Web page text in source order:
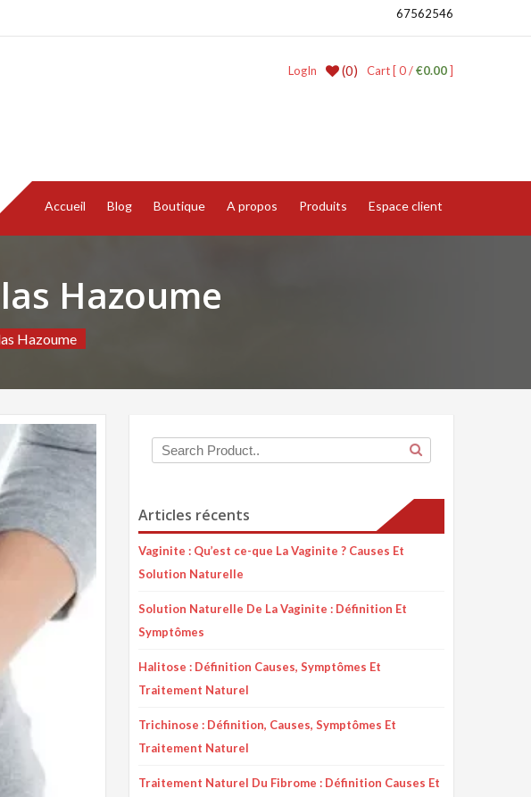
67562546
Cart [ 0 /€0.00]
(0)
LogIn
Accueil Blog Boutique A propos Produits Espace client
Hazoume
Hazoume
Articles récents
Vaginite : Qu’est ce-que La Vaginite ? Causes Et
Solution Naturelle
Solution Naturelle De La Vaginite : Définition Et
Symptômes
Halitose : Définition Causes, Symptômes Et
Traitement Naturel
Trichinose : Définition, Causes, Symptômes Et
Traitement Naturel
Traitement Naturel Du Fibrome : Définition Causes Et